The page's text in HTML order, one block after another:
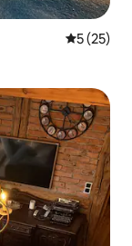
Средна
5 (25)